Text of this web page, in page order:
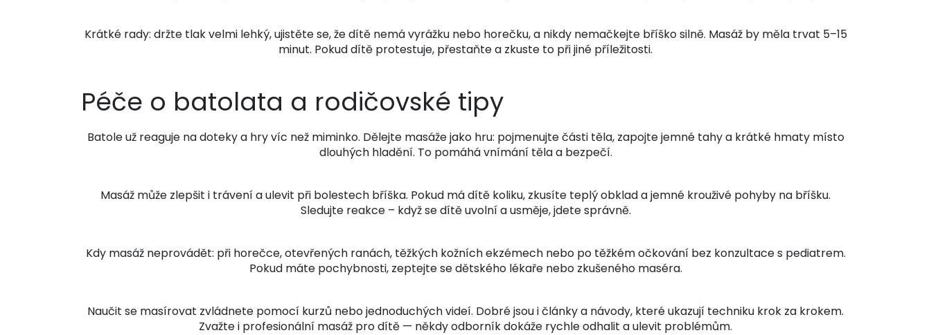
Krátké rady: držte tlak velmi lehký, ujistěte se, že dítě nemá vyrážku nebo horečku, a nikdy nemačkejte bříško silně. Masáž by měla trvat 5–15
minut. Pokud dítě protestuje, přestaňte a zkuste to při jiné příležitosti.
Péče o batolata a rodičovské tipy
Batole už reaguje na doteky a hry víc než miminko. Dělejte masáže jako hru: pojmenujte části těla, zapojte jemné tahy a krátké hmaty místo
dlouhých hladění. To pomáhá vnímání těla a bezpečí.
Masáž může zlepšit i trávení a ulevit při bolestech bříška. Pokud má dítě koliku, zkusíte teplý obklad a jemné krouživé pohyby na bříšku.
Sledujte reakce – když se dítě uvolní a usměje, jdete správně.
Kdy masáž neprovádět: při horečce, otevřených ranách, těžkých kožních ekzémech nebo po těžkém očkování bez konzultace s pediatrem.
Pokud máte pochybnosti, zeptejte se dětského lékaře nebo zkušeného maséra.
Naučit se masírovat zvládnete pomocí kurzů nebo jednoduchých videí. Dobré jsou i články a návody, které ukazují techniku krok za krokem.
Zvažte i profesionální masáž pro dítě — někdy odborník dokáže rychle odhalit a ulevit problémům.